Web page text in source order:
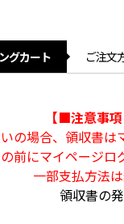
グカート ご注文
【■注意事
の場合、領収書は
前にマイページロ
一部支払方法
領収書の